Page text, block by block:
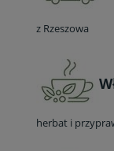
z Rzeszowa
herbat i